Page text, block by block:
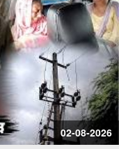
02-08-2026